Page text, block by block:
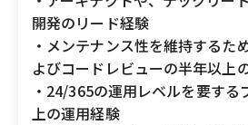
開発のリード経験
・メンテナンス性を維持するた
よびコードレビューの半年以上
・24/365の運用レベルを要する
上の運用経験